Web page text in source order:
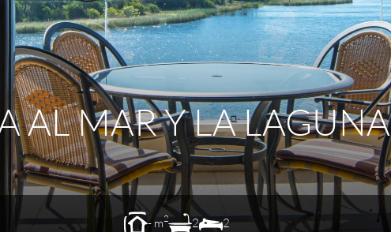
AL MAR Y LA LAGUNA
- m2 2 2